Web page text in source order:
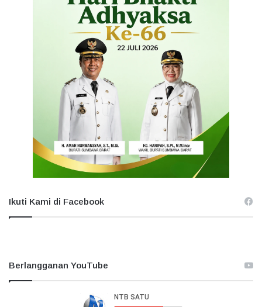
Ikuti Kami di Facebook
Berlangganan YouTube